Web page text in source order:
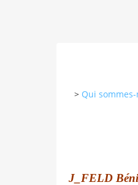
> Qui sommes-
J_FELD